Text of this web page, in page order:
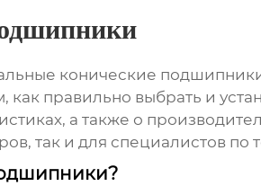
конические
правильно выбрать и
а также о
так и для специалистов